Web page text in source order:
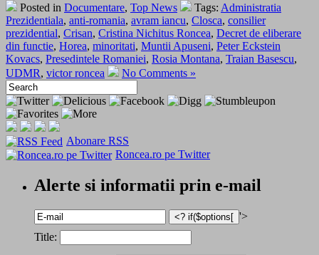
Posted in Documentare, Top News Tags: Administratia
Prezidentiala, anti-romania, avram iancu, Closca, consilier
prezidential, Crisan, Cristina Nichitus Roncea, Decret de eliberare
din functie, Horea, minoritati, Muntii Apuseni, Peter Eckstein
Kovacs, Presedintele Romaniei, Rosia Montana, Traian Basescu,
UDMR, victor roncea No Comments »
Abonare RSS
Roncea.ro pe Twitter
Alerte si informatii prin e-mail
'>
Title: